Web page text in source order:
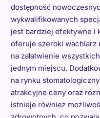
dostępność
wykwalifikowanych
jest bardziej efektywne i
oferuje szeroki wachlarz
na załatwienie
jednym miejscu.
na rynku
atrakcyjne ceny oraz
istnieje również